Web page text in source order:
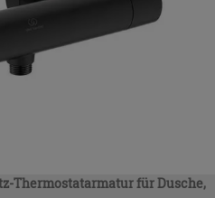
Thermostatarmatur für Dusche,